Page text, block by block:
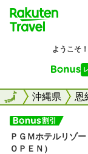
全国沖縄県 恩
全国
ＰＧＭホテルリゾ
ＯＰＥＮ）